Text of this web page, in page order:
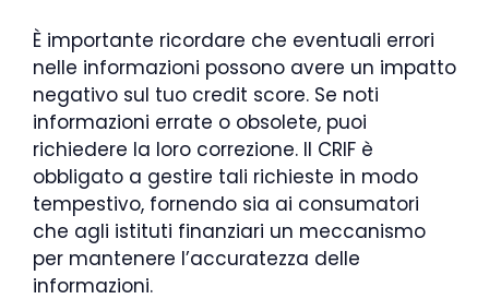
È importante ricordare che eventuali errori
nelle informazioni possono avere un impatto
negativo sul tuo credit score. Se noti
informazioni errate o obsolete, puoi
richiedere la loro correzione. Il CRIF è
obbligato a gestire tali richieste in modo
tempestivo, fornendo sia ai consumatori
che agli istituti finanziari un meccanismo
per mantenere l’accuratezza delle
informazioni.